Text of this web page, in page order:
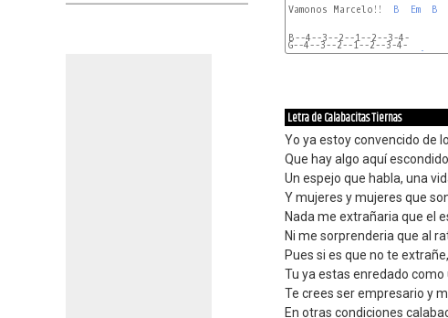
Vamonos Marcelo!! B Em B
B--4--3--2--1--2--3-4-
G--4--3--2--1--2--3-4-
A
Letra de Calabacitas Tiernas
Yo ya estoy convencido de
Que hay algo aquí
Un espejo que habla, una
Y mujeres y mujeres que
Nada me extrañaria que el
Ni me sorprenderia que al
Pues si es que no te
Tu ya estas enredado
Te crees ser empresario y
En otras condiciones